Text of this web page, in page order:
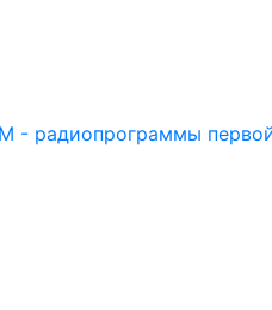
- радиопрограммы